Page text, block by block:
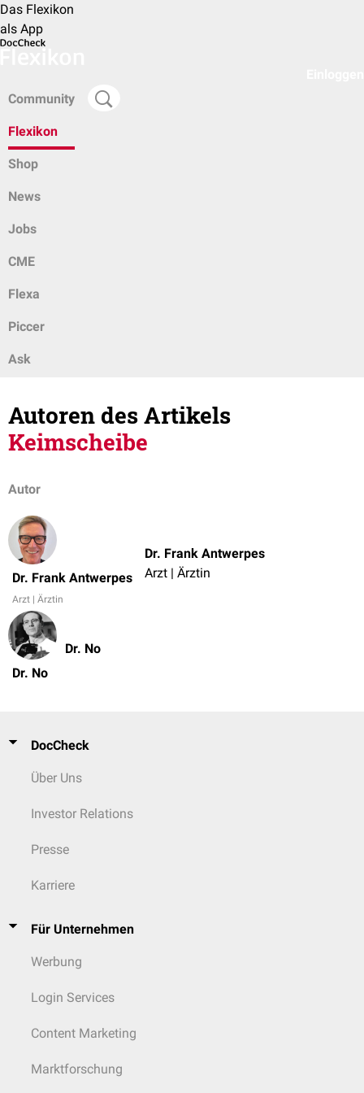
Das Flexikon
als App
Community
Flexikon
Shop
News
Jobs
CME
Flexa
Piccer
Ask
Autoren des Artikels
Keimscheibe
Autor
Dr. Frank Antwerpes
Arzt | Ärztin
Dr. Frank Antwerpes
Arzt | Ärztin
Dr. No
Dr. No
DocCheck
Über Uns
Investor Relations
Presse
Karriere
Für Unternehmen
Werbung
Login Services
Content Marketing
Marktforschung